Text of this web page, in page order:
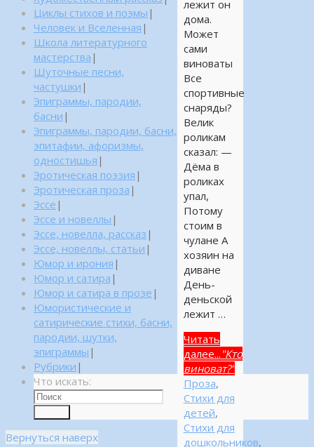
лежит он
дома.
Может
сами
виноваты
Все
спортивные
снаряды?
Велик
роликам
сказал: —
Дёма в
роликах
упал,
Потому
стоим в
чулане А
хозяин на
диване
День-
деньской
лежит …
Читать
далее... "Кто
виноват?"
Проза,
Стихи для
детей,
Стихи для
дошкольников,
Циклы стихов и поэмы |
Человек и Вселенная |
Школа литературного
мастерства |
Шуточные песни,
частушки |
Эпиграммы, пародии,
басни |
Эпиграммы, пародии, басни,
эпитафии, афоризмы,
одностишья |
Эротическая поэзия |
Эротическая проза |
Эссе |
Эссе и новеллы |
Эссе, новелла, рассказ |
Эссе, новеллы, статьи |
Юмор и ирония |
Юмор и сатира |
Юмор и сатира в прозе |
Юмористические и
сатирические стихи, басни,
пародии, шутки,
эпиграммы |
Рубрики |
Что искать:
Вернуться наверх